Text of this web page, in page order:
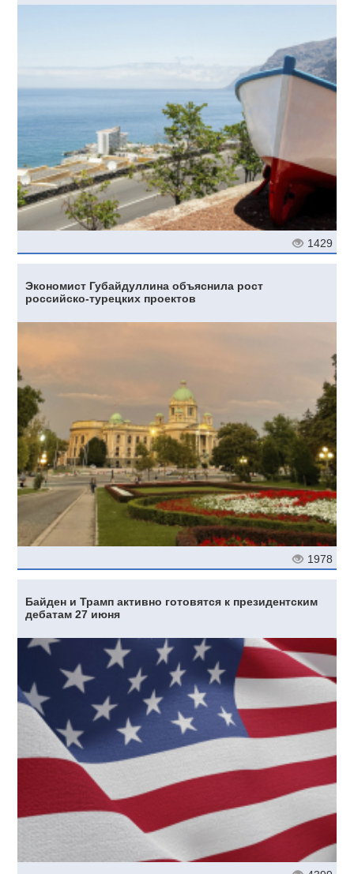
1429
Экономист Губайдуллина объяснила рост
российско-турецких проектов
1978
Байден и Трамп активно готовятся к президентским
дебатам 27 июня